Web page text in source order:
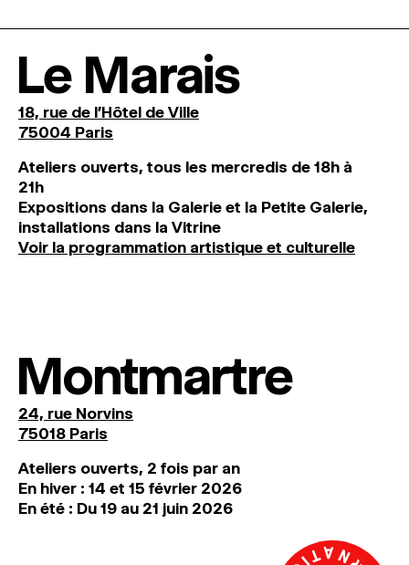
Le Marais
18, rue de l'Hôtel de Ville
75004 Paris
Ateliers ouverts, tous les mercredis de 18h à
21h
Expositions dans la Galerie et la Petite Galerie,
installations dans la Vitrine
Voir la programmation artistique et culturelle
Montmartre
24, rue Norvins
75018 Paris
Ateliers ouverts, 2 fois par an
En hiver : 14 et 15 février 2026
En été : Du 19 au 21 juin 2026